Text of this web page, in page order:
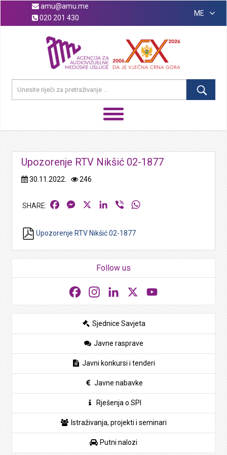
amu@amu.me
020 201 430
ME
Upozorenje RTV Nikšić 02-1877
30.11.2022. 246
FacebookMessengerLinkedIn
Viber
Upozorenje RTV Nikšić 02-1877
Follow us
FacebookInstagramLinkedIn
Sjednice Savjeta
Javne rasprave
Javni konkursi i tenderi
Javne nabavke
Rješenja o SPI
Istraživanja, projekti i seminari
Putni nalozi